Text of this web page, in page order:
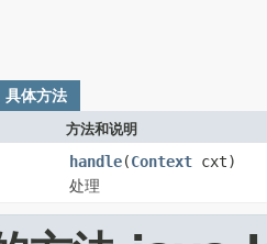
具体方法
方法和说明
handle(Context cxt)
处理